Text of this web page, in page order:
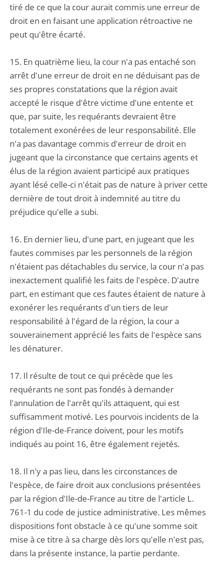
tiré de ce que la cour aurait commis une erreur de
droit en en faisant une application rétroactive ne
peut qu'être écarté.
15. En quatrième lieu, la cour n'a pas entaché son
arrêt d'une erreur de droit en ne déduisant pas de
ses propres constatations que la région avait
accepté le risque d'être victime d'une entente et
que, par suite, les requérants devraient être
totalement exonérées de leur responsabilité. Elle
n'a pas davantage commis d'erreur de droit en
jugeant que la circonstance que certains agents et
élus de la région avaient participé aux pratiques
ayant lésé celle-ci n'était pas de nature à priver cette
dernière de tout droit à indemnité au titre du
préjudice qu'elle a subi.
16. En dernier lieu, d'une part, en jugeant que les
fautes commises par les personnels de la région
n'étaient pas détachables du service, la cour n'a pas
inexactement qualifié les faits de l'espèce. D'autre
part, en estimant que ces fautes étaient de nature à
exonérer les requérants d'un tiers de leur
responsabilité à l'égard de la région, la cour a
souverainement apprécié les faits de l'espèce sans
les dénaturer.
17. Il résulte de tout ce qui précède que les
requérants ne sont pas fondés à demander
l'annulation de l'arrêt qu'ils attaquent, qui est
suffisamment motivé. Les pourvois incidents de la
région d'Ile-de-France doivent, pour les motifs
indiqués au point 16, être également rejetés.
18. Il n'y a pas lieu, dans les circonstances de
l'espèce, de faire droit aux conclusions présentées
par la région d'Ile-de-France au titre de l'article L.
761-1 du code de justice administrative. Les mêmes
dispositions font obstacle à ce qu'une somme soit
mise à ce titre à sa charge dès lors qu'elle n'est pas,
dans la présente instance, la partie perdante.